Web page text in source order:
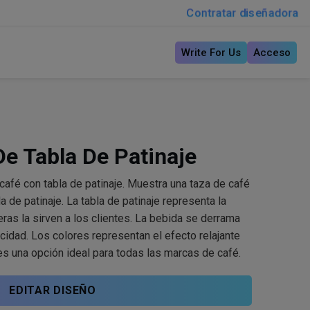
Contratar diseñadora
Write For Us Acceso
Tabla De Patinaje
con tabla de patinaje. Muestra una taza de café
de patinaje. La tabla de patinaje representa la
la sirven a los clientes. La bebida se derrama
Los colores representan el efecto relajante
una opción ideal para todas las marcas de café.
EDITAR DISEÑO